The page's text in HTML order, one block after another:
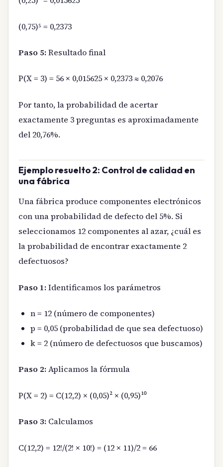
(0,75)⁵ = 0,2373
Paso 5:Resultado final
P(X = 3) = 56 × 0,015625 × 0,2373 ≈ 0,2076
Por tanto, la probabilidad de acertar
exactamente 3 preguntas es aproximadamente
del 20,76%.
Ejemplo resuelto 2: Control de calidad en
una fábrica
Una fábrica produce componentes electrónicos
con una probabilidad de defecto del 5%. Si
seleccionamos 12 componentes al azar, ¿cuál es
la probabilidad de encontrar exactamente 2
defectuosos?
Paso 1:Identificamos los parámetros
n = 12 (número de componentes)
p = 0,05 (probabilidad de que sea defectuoso)
k = 2 (número de defectuosos que buscamos)
Paso 2:Aplicamos la fórmula
P(X = 2) = C(12,2) × (0,05)² × (0,95)¹⁰
Paso 3: Calculamos
C(12,2) = 12!/(2! × 10!) = (12 × 11)/2 = 66